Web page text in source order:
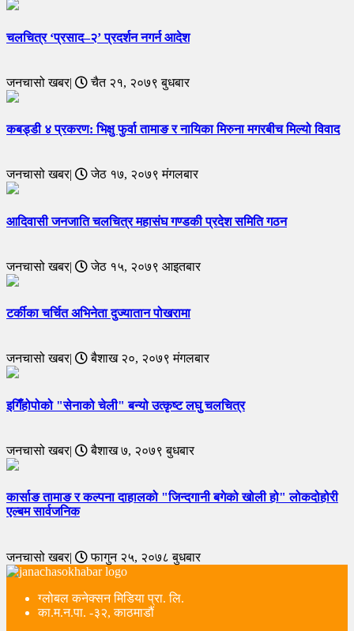
चलचित्र ‘प्रसाद–२’ प्रदर्शन नगर्न आदेश
जनचासो खबर| चैत २१, २०७९ बुधबार
कबड्डी ४ प्रकरण: भिक्षु फुर्वा तामाङ र नायिका मिरुना मगरबीच मिल्यो विवाद
जनचासो खबर| जेठ १७, २०७९ मंगलबार
आदिवासी जनजाति चलचित्र महासंघ गण्डकी प्रदेश समिति गठन
जनचासो खबर| जेठ १५, २०७९ आइतबार
टर्कीका चर्चित अभिनेता दुज्यातान पोखरामा
जनचासो खबर| बैशाख २०, २०७९ मंगलबार
इगिँहोपोको "सेनाको चेली" बन्यो उत्कृष्ट लघु चलचित्र
जनचासो खबर| बैशाख ७, २०७९ बुधबार
कार्साङ तामाङ र कल्पना दाहालको "जिन्दगानी बगेको खोली हो" लोकदोहोरी
एल्बम सार्वजनिक
जनचासो खबर| फागुन २५, २०७८ बुधबार
ग्लोबल कनेक्सन मिडिया प्रा. लि.
का.म.न.पा. -३२, काठमाडौं